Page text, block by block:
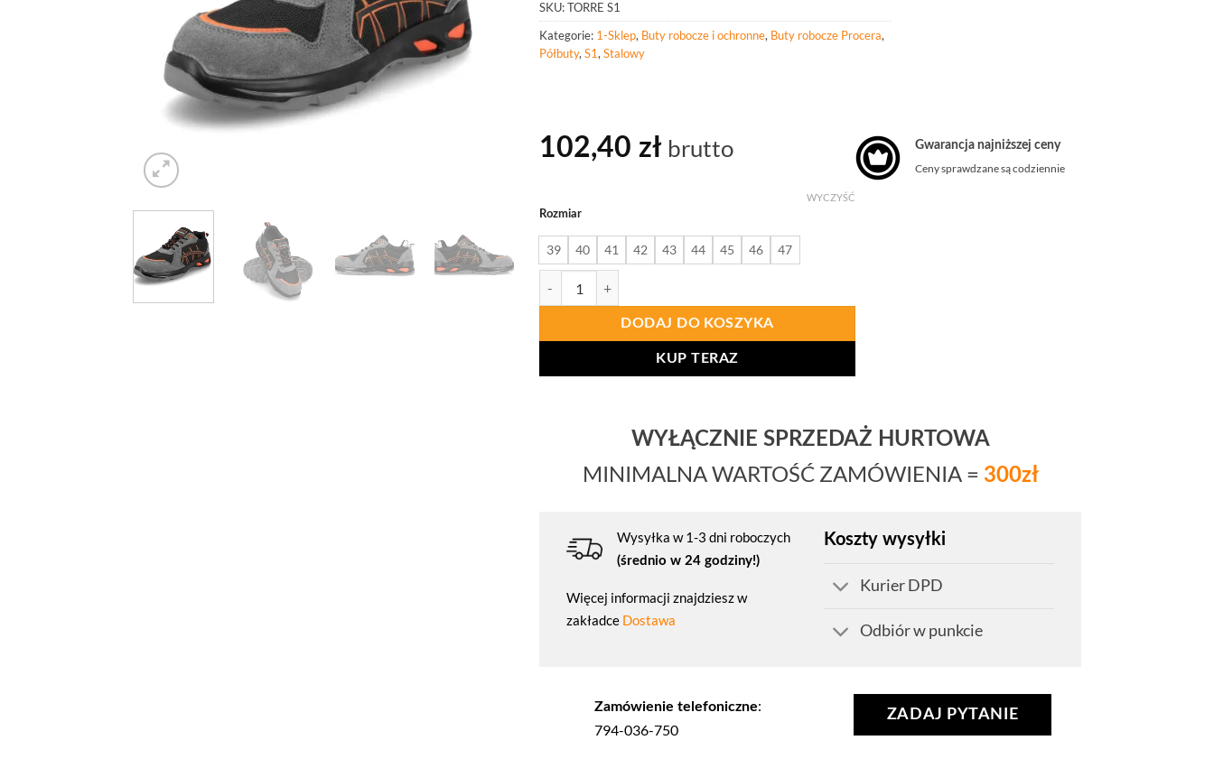
SKU:TORRE S1
Kategorie: 1-Sklep, Buty robocze i ochronne, Buty robocze Procera,
Półbuty, S1, Stalowy
102,40 zł brutto
Rozmiar
39 40 41 42 43 44 45 46 47
WYCZYŚĆ
DODAJ DO KOSZYKA
KUP TERAZ
Gwarancja najniższej ceny
Ceny sprawdzane są codziennie
WYŁĄCZNIE SPRZEDAŻ HURTOWA
MINIMALNA WARTOŚĆ ZAMÓWIENIA = 300zł
Wysyłka w 1-3 dni roboczych
(średnio w 24 godziny!)
Więcej informacji znajdziesz w
zakładce Dostawa
Koszty wysyłki
Kurier DPD
Odbiór w punkcie
Zamówienie telefoniczne:
794-036-750
ZADAJ PYTANIE